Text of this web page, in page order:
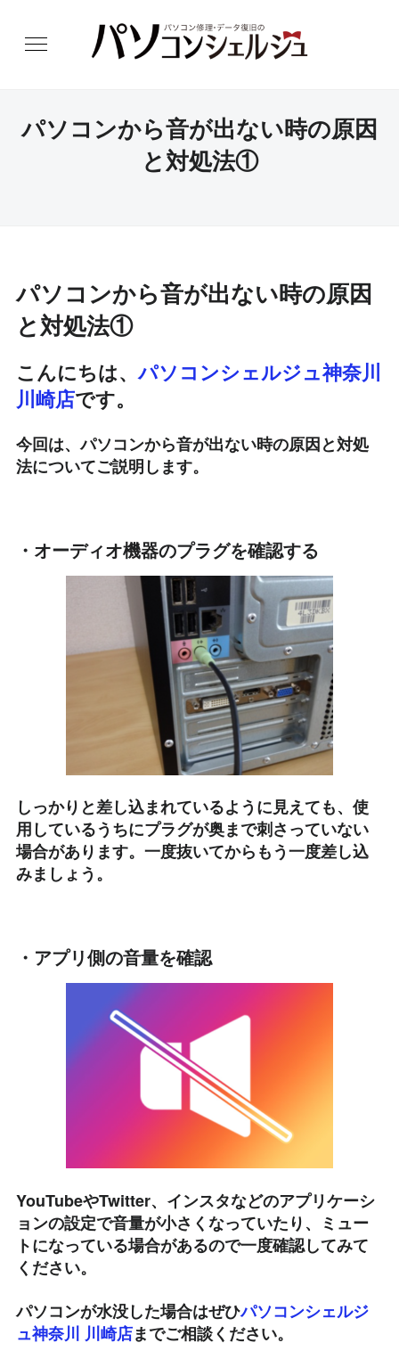
パソコンから音が出ない時の原因
と対処法①
パソコンから音が出ない時の原因
と対処法①
こんにちは、パソコンシェルジュ神奈川
川崎店です。
今回は、パソコンから音が出ない時の原因と対処
法についてご説明します。
・オーディオ機器のプラグを確認する
しっかりと差し込まれているように見えても、使
用しているうちにプラグが奥まで刺さっていない
場合があります。一度抜いてからもう一度差し込
みましょう。
・アプリ側の音量を確認
YouTubeやTwitter、インスタなどのアプリケーシ
ョンの設定で音量が小さくなっていたり、ミュー
トになっている場合があるので一度確認してみて
ください。
パソコンが水没した場合はぜひパソコンシェルジ
ュ神奈川 川崎店までご相談ください。